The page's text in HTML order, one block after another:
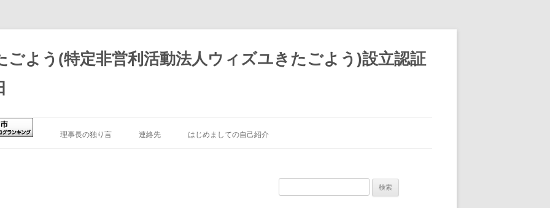
ごよう(特定非営利活動法人ウィズユきたごよう)設立認証
理事長の独り言 連絡先 はじめましての自己紹介